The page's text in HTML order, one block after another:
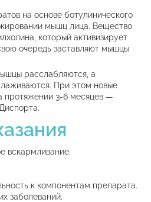
на основе ботулинического
мышц лица. Вещество
который активизирует
очередь заставляют мышцы
расслабляются, а
При этом новые
протяжении 3-6 месяцев —
вскармливание.
к компонентам препарата.
заболеваний.